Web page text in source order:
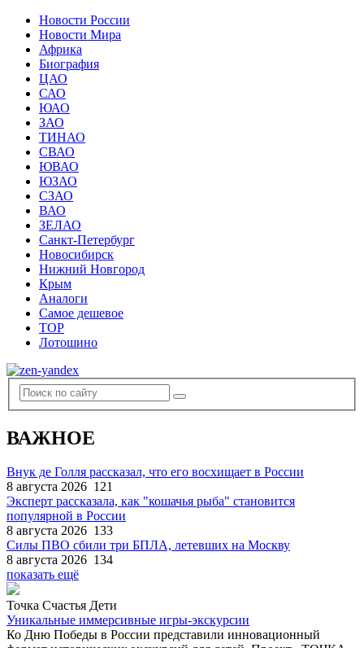
Новости России
Новости Мира
Африка
Биография
ЦАО
САО
ЮАО
ЗАО
ТИНАО
СВАО
ЮВАО
ЮЗАО
СЗАО
ВАО
ЗЕЛАО
Санкт-Петербург
Новосибирск
Нижний Новгород
Крым
Аналоги
Самое дешевое
TOP
Лотошино
ВАЖНОЕ
Внук де Голля рассказал, что его восхищает в России
8 августа 2026 121
Эксперт рассказала, как "кошачья рыба" становится
популярной в России
8 августа 2026 133
Силы ПВО сбили три БПЛА, летевших на Москву
8 августа 2026 134
показать ещё
Точка Счастья Дети
Уникальные иммерсивные игры-экскурсии
Ко Дню Победы в России представили инновационный